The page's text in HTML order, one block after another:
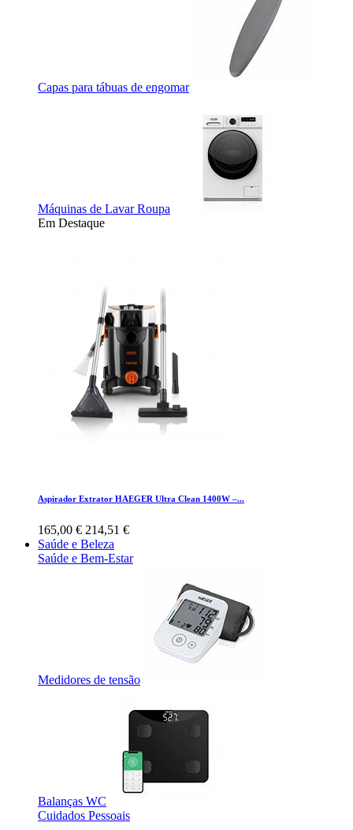
Capas para tábuas de engomar
Máquinas de Lavar Roupa
Em Destaque
Aspirador Extrator HAEGER Ultra Clean 1400W –...
165,00 € 214,51 €
Saúde e Beleza
Saúde e Bem-Estar
Medidores de tensão
Balanças WC
Cuidados Pessoais